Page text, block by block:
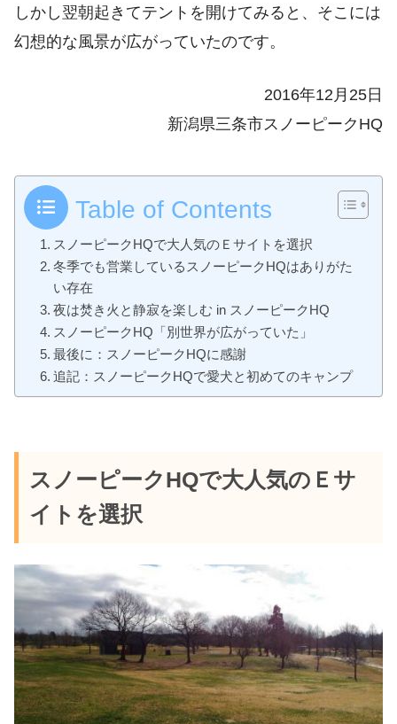
しかし翌朝起きてテントを開けてみると、そこには
幻想的な風景が広がっていたのです。
2016年12月25日
新潟県三条市スノーピークHQ
Table of Contents
スノーピークHQで大人気のＥサイトを選択
冬季でも営業しているスノーピークHQはありがた
い存在
夜は焚き火と静寂を楽しむ in スノーピークHQ
スノーピークHQ「別世界が広がっていた」
最後に：スノーピークHQに感謝
追記：スノーピークHQで愛犬と初めてのキャンプ
スノーピークHQで大人気のＥサ
イトを選択